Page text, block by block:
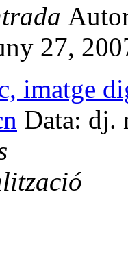
27,
imatge
Data: dj.